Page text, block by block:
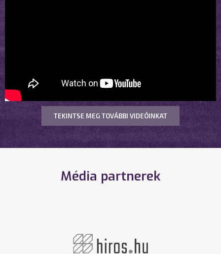
TEKINTSE MEG TOVÁBBI VIDEÓINKAT
Média partnerek